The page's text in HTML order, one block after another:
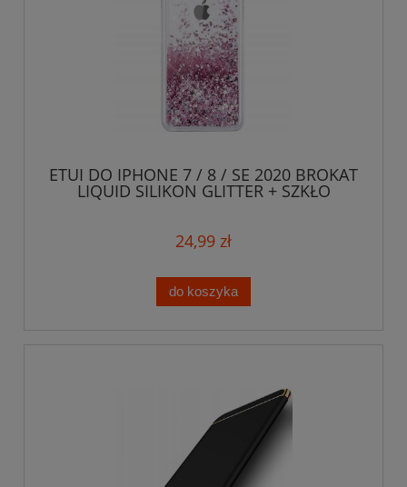
ETUI DO IPHONE 7 / 8 / SE 2020 BROKAT
LIQUID SILIKON GLITTER + SZKŁO
24,99 zł
do koszyka